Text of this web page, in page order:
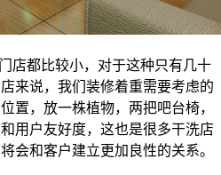
店都比较小，对于这种只有几十
来说，我们装修着重需要考虑的
置，放一株植物，两把吧台椅，
用户友好度，这也是很多干洗店
会和客户建立更加良性的关系。